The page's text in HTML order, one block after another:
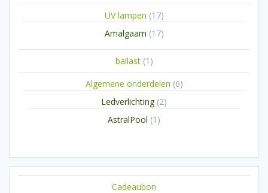
UV lampen 1717
Amalgaam 1717
ballast 1 1
product
Algemene onderdelen 66
Ledverlichting 22
AstralPool 1 1
Cadeaubon